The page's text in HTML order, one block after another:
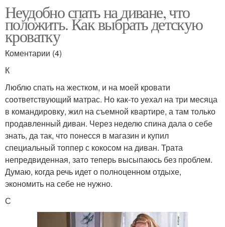
Неудобно спать на диване, что
положить. Как выбрать детскую
кроватку
Коментарии (4)
К
Люблю спать на жестком, и на моей кровати
соответствующий матрас. Но как-то уехал на три месяца
в командировку, жил на съемной квартире, а там только
продавленный диван. Через неделю спина дала о себе
знать, да так, что понесся в магазин и купил
специальный топпер с кокосом на диван. Трата
непредвиденная, зато теперь высыпаюсь без проблем.
Думаю, когда речь идет о полноценном отдыхе,
экономить на себе не нужно.
С